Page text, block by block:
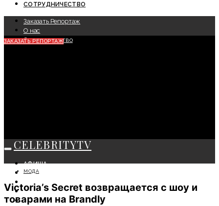
СОТРУДНИЧЕСТВО
Заказать Репортаж
О нас
Сотрудничество
ЗАКАЗАТЬ РЕПОРТАЖ
CELEBRITYTV
АФИША
СОБЫТИЯ
КРАСОТА
МОДА
ЛИЧНОСТЬ
МОДА
Victoria’s Secret возвращается с шоу и
товарами на Brandly